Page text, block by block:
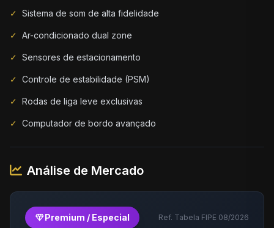
✓ Sistema de som de alta fidelidade
✓ Ar-condicionado dual zone
✓ Sensores de estacionamento
✓ Controle de estabilidade (PSM)
✓ Rodas de liga leve exclusivas
✓ Computador de bordo avançado
Análise de Mercado
diamondPremium / Especial Ref. Tabela FIPE 08/2026